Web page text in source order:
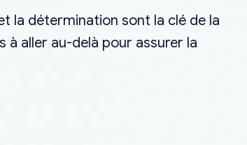
la détermination sont la clé de la
aller au-delà pour assurer la